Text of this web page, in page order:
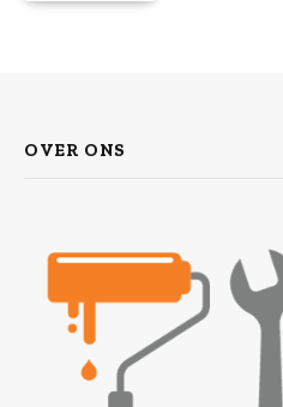
OVER ONS